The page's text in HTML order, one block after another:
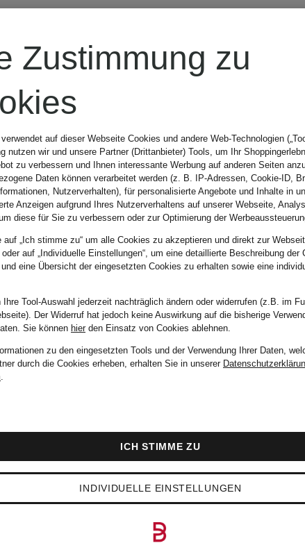
Schnürer
WINSTON
FBO
369 €
Zustimmung zu
auf dieser Webseite Cookies und andere Web-Technologien
nutzen wir und unsere Partner (Drittanbieter) Tools, um Ihr
zu verbessern und Ihnen interessante Werbung auf anderen Seiten
Daten können verarbeitet werden (z. B. IP-Adressen, Cookie-ID,
Nutzerverhalten), für personalisierte Angebote und Inhalte in
Anzeigen aufgrund Ihres Nutzerverhaltens auf unserer Webseite,
diese für Sie zu verbessern oder zur Optimierung der
auf „Ich stimme zu“ um alle Cookies zu akzeptieren und direkt zur
auf „Individuelle Einstellungen“, um eine detaillierte Beschreibung der
und eine Übersicht der eingesetzten Cookies zu erhalten sowie eine
Ihre Tool-Auswahl jederzeit nachträglich ändern oder widerrufen (z.B. im
Der Widerruf hat jedoch keine Auswirkung auf die bisherige
Sie können hierden Einsatz von Cookies ablehnen.
zu den eingesetzten Tools und der Verwendung Ihrer Daten,
durch die Cookies erheben, erhalten Sie in unserer
.
INDIVIDUELLE EINSTELLUNGEN
ICH STIMME ZU